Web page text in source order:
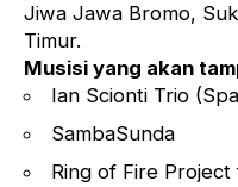
Jiwa Jawa Bromo,
Timur.
Musisi yang akan
Ian Scionti Trio
SambaSunda
Ring of Fire Project